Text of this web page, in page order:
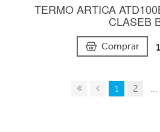
TERMO ARTICA
CLASEB
Comprar
1 2 ...